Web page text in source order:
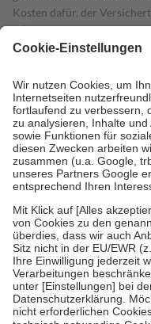
Kosten dafür, der
mit.
Grundsätzlich leisten
höchstens zehn Euro.
Es
Kosten der Leistung zu
Diese Regeln gelten
Bei Heilmitteln und
Zuzahlung zehn Prozent
Verordnung.
Um das Engagement der
stärken und die besondere
fallenkeine Zuzahlungenan
• Kindern und
mit Ausnahme der
• Untersuchungen zur
GKV getragen werden
• empfohlenen
• Harn- und Blutteststreifen